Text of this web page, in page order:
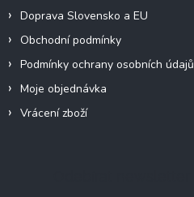
Doprava Slovensko a EU
Obchodní podmínky
Podmínky ochrany osobních údajů
Moje objednávka
Vrácení zboží